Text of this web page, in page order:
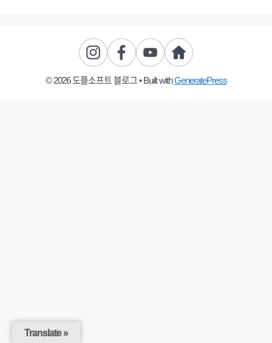
© 2026 도플소프트 블로그• Built withGeneratePress
Translate »